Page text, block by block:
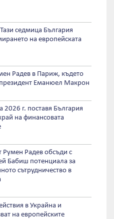
седмица България
на европейската
Радев в Париж, където
Еманюел Макрон
г. поставя България
на финансовата
Румен Радев обсъди с
Бабиш потенциала за
сътрудничество в
в Украйна и
на европейските